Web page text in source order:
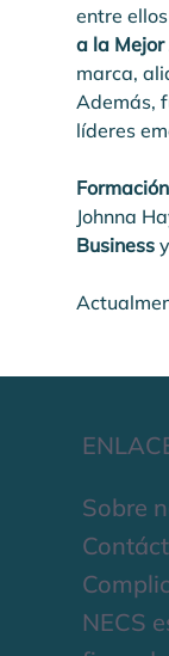
entre
a la
marca,
Además,
líderes
Johnna
Business
Sobre
NECS